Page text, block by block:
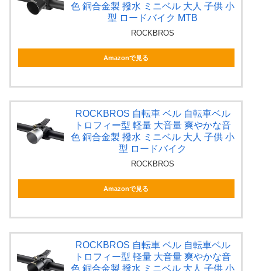
色 銅合金製 撥水 ミニベル 大人 子供 小
型 ロードバイク MTB
ROCKBROS
Amazonで見る
ROCKBROS 自転車 ベル 自転車ベル
トロフィー型 軽量 大音量 爽やかな音
色 銅合金製 撥水 ミニベル 大人 子供 小
型 ロードバイク
ROCKBROS
Amazonで見る
ROCKBROS 自転車 ベル 自転車ベル
トロフィー型 軽量 大音量 爽やかな音
色 銅合金製 撥水 ミニベル 大人 子供 小